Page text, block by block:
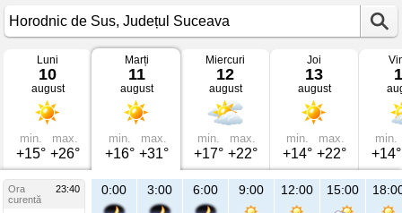
Vremea
Horodnic
Sus
mâine
Județul
Suceava
Luni
10
august
min.
+15°
max.
+26°
Marți
11
august
min.
+16°
max.
+31°
Miercuri
12
august
min.
+17°
max.
+22°
Joi
13
august
min.
+14°
max.
+22°
min.
+14°
Ora
23:40
curentă
23:00 Ma 0:00 3:00 6:00 9:00 12:00 15:00